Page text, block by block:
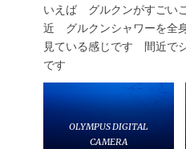
いえば グルクンがすごい
近 グルクンシャワーを全
見ている感じです 間近で
です
OLYMPUS DIGITAL
CAMERA